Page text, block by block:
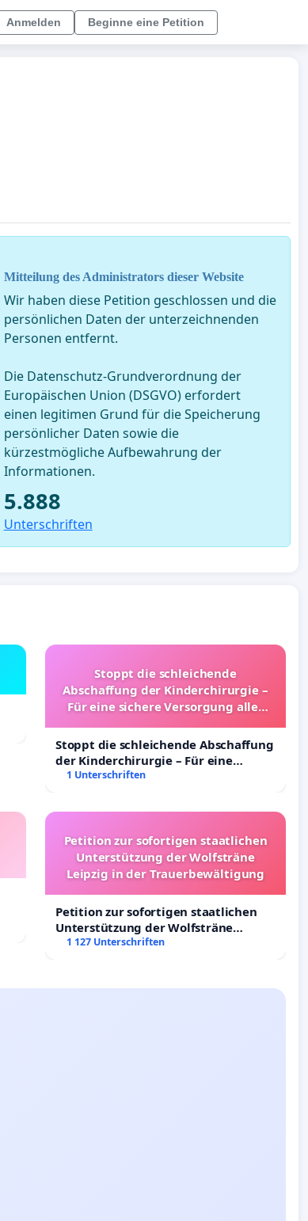
Anmelden Beginne eine Petition
Mitteilung des Administrators dieser Website
Wir haben diese Petition geschlossen und die
persönlichen Daten der unterzeichnenden
Personen entfernt.
Die Datenschutz-Grundverordnung der
Europäischen Union (DSGVO) erfordert
einen legitimen Grund für die Speicherung
persönlicher Daten sowie die
kürzestmögliche Aufbewahrung der
Informationen.
5.888
Unterschriften
Stoppt die schleichende
Abschaffung der Kinderchirurgie –
Für eine sichere Versorgung aller
Stoppt die schleichende Abschaffung
der Kinderchirurgie – Für eine
sichere Versorgung aller Kinder in
1 Unterschriften
Petition zur sofortigen staatlichen
Unterstützung der Wolfsträne
Leipzig in der Trauerbewältigung
Petition zur sofortigen staatlichen
Unterstützung der Wolfsträne
Leipzig in der Trauerbewältigung
1 127 Unterschriften